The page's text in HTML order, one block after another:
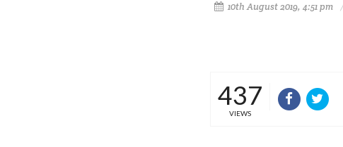
10th August 2019, 4:51 pm
437
VIEWS